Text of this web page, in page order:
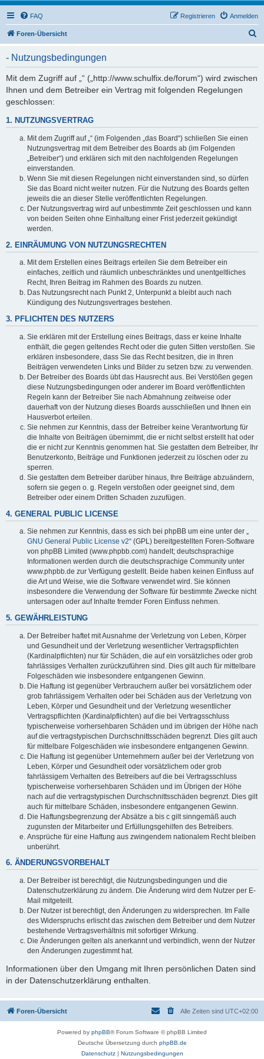
FAQ Anmelden
Registrieren
Foren-Übersicht
- Nutzungsbedingungen
Mit dem Zugriff auf „“ („http://www.schulfix.de/forum“) wird zwischen
Ihnen und dem Betreiber ein Vertrag mit folgenden Regelungen
geschlossen:
1. NUTZUNGSVERTRAG
Mit dem Zugriff auf „“ (im Folgenden „das Board“) schließen Sie einen
Nutzungsvertrag mit dem Betreiber des Boards ab (im Folgenden
„Betreiber“) und erklären sich mit den nachfolgenden Regelungen
einverstanden.
Wenn Sie mit diesen Regelungen nicht einverstanden sind, so dürfen
Sie das Board nicht weiter nutzen. Für die Nutzung des Boards gelten
jeweils die an dieser Stelle veröffentlichten Regelungen.
Der Nutzungsvertrag wird auf unbestimmte Zeit geschlossen und kann
von beiden Seiten ohne Einhaltung einer Frist jederzeit gekündigt
werden.
2. EINRÄUMUNG VON NUTZUNGSRECHTEN
Mit dem Erstellen eines Beitrags erteilen Sie dem Betreiber ein
einfaches, zeitlich und räumlich unbeschränktes und unentgeltliches
Recht, Ihren Beitrag im Rahmen des Boards zu nutzen.
Das Nutzungsrecht nach Punkt 2, Unterpunkt a bleibt auch nach
Kündigung des Nutzungsvertrages bestehen.
3. PFLICHTEN DES NUTZERS
Sie erklären mit der Erstellung eines Beitrags, dass er keine Inhalte
enthält, die gegen geltendes Recht oder die guten Sitten verstoßen. Sie
erklären insbesondere, dass Sie das Recht besitzen, die in Ihren
Beiträgen verwendeten Links und Bilder zu setzen bzw. zu verwenden.
Der Betreiber des Boards übt das Hausrecht aus. Bei Verstößen gegen
diese Nutzungsbedingungen oder anderer im Board veröffentlichten
Regeln kann der Betreiber Sie nach Abmahnung zeitweise oder
dauerhaft von der Nutzung dieses Boards ausschließen und Ihnen ein
Hausverbot erteilen.
Sie nehmen zur Kenntnis, dass der Betreiber keine Verantwortung für
die Inhalte von Beiträgen übernimmt, die er nicht selbst erstellt hat oder
die er nicht zur Kenntnis genommen hat. Sie gestatten dem Betreiber, Ihr
Benutzerkonto, Beiträge und Funktionen jederzeit zu löschen oder zu
sperren.
Sie gestatten dem Betreiber darüber hinaus, Ihre Beiträge abzuändern,
sofern sie gegen o. g. Regeln verstoßen oder geeignet sind, dem
Betreiber oder einem Dritten Schaden zuzufügen.
4. GENERAL PUBLIC LICENSE
Sie nehmen zur Kenntnis, dass es sich bei phpBB um eine unter der „
GNU General Public License v2“ (GPL) bereitgestellten Foren-Software
von phpBB Limited (www.phpbb.com) handelt; deutschsprachige
Informationen werden durch die deutschsprachige Community unter
www.phpbb.de zur Verfügung gestellt. Beide haben keinen Einfluss auf
die Art und Weise, wie die Software verwendet wird. Sie können
insbesondere die Verwendung der Software für bestimmte Zwecke nicht
untersagen oder auf Inhalte fremder Foren Einfluss nehmen.
5. GEWÄHRLEISTUNG
Der Betreiber haftet mit Ausnahme der Verletzung von Leben, Körper
und Gesundheit und der Verletzung wesentlicher Vertragspflichten
(Kardinalpflichten) nur für Schäden, die auf ein vorsätzliches oder grob
fahrlässiges Verhalten zurückzuführen sind. Dies gilt auch für mittelbare
Folgeschäden wie insbesondere entgangenen Gewinn.
Die Haftung ist gegenüber Verbrauchern außer bei vorsätzlichem oder
grob fahrlässigem Verhalten oder bei Schäden aus der Verletzung von
Leben, Körper und Gesundheit und der Verletzung wesentlicher
Vertragspflichten (Kardinalpflichten) auf die bei Vertragsschluss
typischerweise vorhersehbaren Schäden und im übrigen der Höhe nach
auf die vertragstypischen Durchschnittsschäden begrenzt. Dies gilt auch
für mittelbare Folgeschäden wie insbesondere entgangenen Gewinn.
Die Haftung ist gegenüber Unternehmern außer bei der Verletzung von
Leben, Körper und Gesundheit oder vorsätzlichem oder grob
fahrlässigem Verhalten des Betreibers auf die bei Vertragsschluss
typischerweise vorhersehbaren Schäden und im Übrigen der Höhe
nach auf die vertragstypischen Durchschnittsschäden begrenzt. Dies gilt
auch für mittelbare Schäden, insbesondere entgangenen Gewinn.
Die Haftungsbegrenzung der Absätze a bis c gilt sinngemäß auch
zugunsten der Mitarbeiter und Erfüllungsgehilfen des Betreibers.
Ansprüche für eine Haftung aus zwingendem nationalem Recht bleiben
unberührt.
6. ÄNDERUNGSVORBEHALT
Der Betreiber ist berechtigt, die Nutzungsbedingungen und die
Datenschutzerklärung zu ändern. Die Änderung wird dem Nutzer per E-
Mail mitgeteilt.
Der Nutzer ist berechtigt, den Änderungen zu widersprechen. Im Falle
des Widerspruchs erlischt das zwischen dem Betreiber und dem Nutzer
bestehende Vertragsverhältnis mit sofortiger Wirkung.
Die Änderungen gelten als anerkannt und verbindlich, wenn der Nutzer
den Änderungen zugestimmt hat.
Informationen über den Umgang mit Ihren persönlichen Daten sind
in der Datenschutzerklärung enthalten.
Foren-Übersicht Alle Zeiten sind UTC+02:00
Powered by phpBB® Forum Software © phpBB Limited
Deutsche Übersetzung durch phpBB.de
Datenschutz| Nutzungsbedingungen